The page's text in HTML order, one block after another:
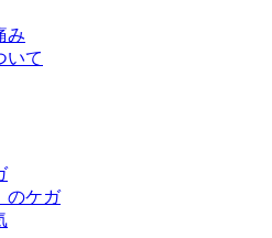
み
いて
のケガ